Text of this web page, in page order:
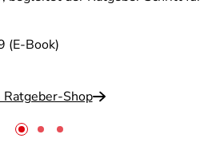
(E-Book)
Ratgeber-Shop